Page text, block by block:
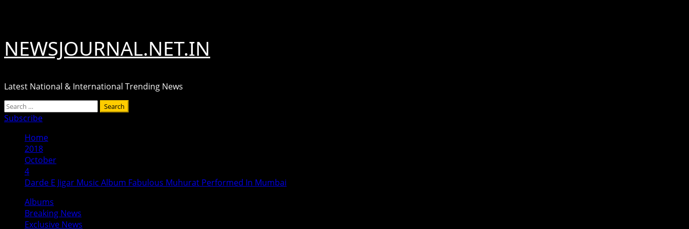
NEWSJOURNAL.NET.IN
Latest National & International Trending News
Primary
Menu
Search
for:
Subscribe
Home
2018
October
4
Darde E Jigar Music Album Fabulous Muhurat Performed In Mumbai
Albums
Breaking News
Exclusive News